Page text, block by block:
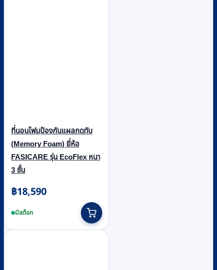
ที่นอนโฟมป้องกันแผลกดทับ
(Memory Foam) ยี่ห้อ
FASICARE รุ่น EcoFlex หนา
3 ชั้น
฿18,590
มีสต็อก